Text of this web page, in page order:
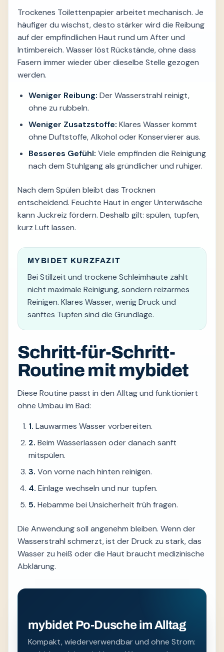
Trockenes Toilettenpapier arbeitet mechanisch. Je
häufiger du wischst, desto stärker wird die Reibung
auf der empfindlichen Haut rund um After und
Intimbereich. Wasser löst Rückstände, ohne dass
Fasern immer wieder über dieselbe Stelle gezogen
werden.
Weniger Reibung: Der Wasserstrahl reinigt,
ohne zu rubbeln.
Weniger Zusatzstoffe: Klares Wasser kommt
ohne Duftstoffe, Alkohol oder Konservierer aus.
Besseres Gefühl: Viele empfinden die Reinigung
nach dem Stuhlgang als gründlicher und ruhiger.
Nach dem Spülen bleibt das Trocknen
entscheidend. Feuchte Haut in enger Unterwäsche
kann Juckreiz fördern. Deshalb gilt: spülen, tupfen,
kurz Luft lassen.
MYBIDET KURZFAZIT
Bei Stillzeit und trockene Schleimhäute zählt
nicht maximale Reinigung, sondern reizarmes
Reinigen. Klares Wasser, wenig Druck und
sanftes Tupfen sind die Grundlage.
Schritt-für-Schritt-
Routine mit mybidet
Diese Routine passt in den Alltag und funktioniert
ohne Umbau im Bad:
1. Lauwarmes Wasser vorbereiten.
2. Beim Wasserlassen oder danach sanft
mitspülen.
3. Von vorne nach hinten reinigen.
4. Einlage wechseln und nur tupfen.
5. Hebamme bei Unsicherheit früh fragen.
Die Anwendung soll angenehm bleiben. Wenn der
Wasserstrahl schmerzt, ist der Druck zu stark, das
Wasser zu heiß oder die Haut braucht medizinische
Abklärung.
mybidet Po-Dusche im Alltag
Kompakt, wiederverwendbar und ohne Strom: